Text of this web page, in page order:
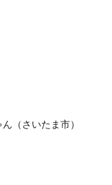
（さいたま市）